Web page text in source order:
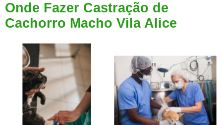
Onde Fazer Castração de
Cachorro Macho Vila Alice